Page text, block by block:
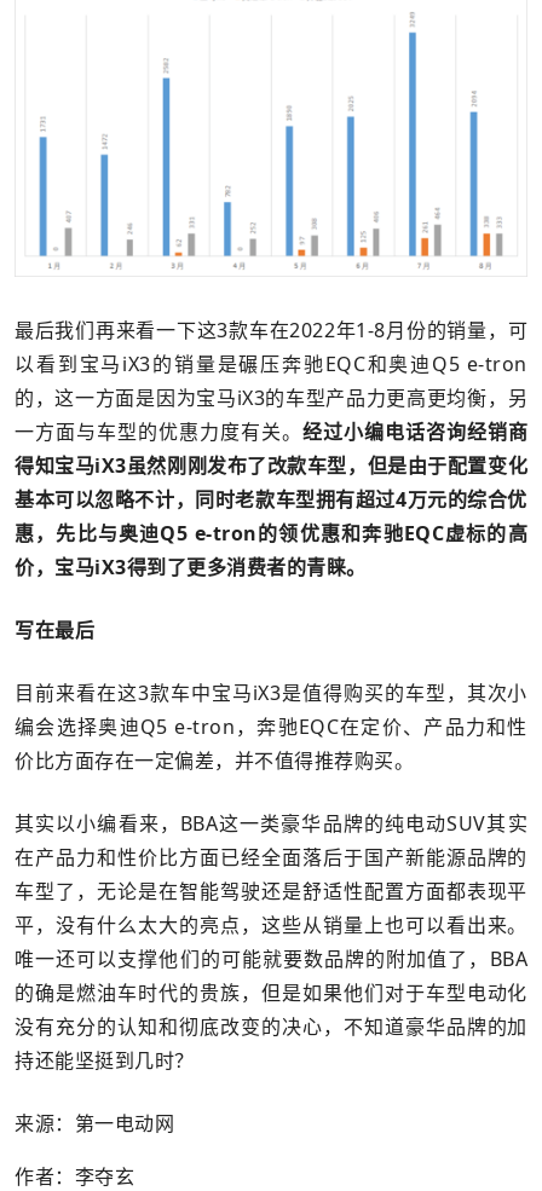
最后我们再来看一下这3款车在2022年1-8月份的销量，可
以看到宝马iX3的销量是碾压奔驰EQC和奥迪Q5 e-tron
的，这一方面是因为宝马iX3的车型产品力更高更均衡，另
一方面与车型的优惠力度有关。 经过小编电话咨询经销商
得知宝马iX3虽然刚刚发布了改款车型，但是由于配置变化
基本可以忽略不计，同时老款车型拥有超过4万元的综合优
惠，先比与奥迪Q5 e-tron的领优惠和奔驰EQC虚标的高
价，宝马iX3得到了更多消费者的青睐。
写在最后
目前来看在这3款车中宝马iX3是值得购买的车型，其次小
编会选择奥迪Q5 e-tron，奔驰EQC在定价、产品力和性
价比方面存在一定偏差，并不值得推荐购买。
其实以小编看来，BBA这一类豪华品牌的纯电动SUV其实
在产品力和性价比方面已经全面落后于国产新能源品牌的
车型了，无论是在智能驾驶还是舒适性配置方面都表现平
平，没有什么太大的亮点，这些从销量上也可以看出来。
唯一还可以支撑他们的可能就要数品牌的附加值了，BBA
的确是燃油车时代的贵族，但是如果他们对于车型电动化
没有充分的认知和彻底改变的决心，不知道豪华品牌的加
持还能坚挺到几时？
来源：第一电动网
作者：李夺玄